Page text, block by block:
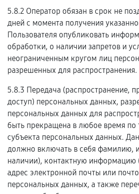
5.8.2 Оператор обязан в срок не
дней с момента получения
Пользователя опубликовать
обработки, о наличии запретов и
неограниченным кругом лиц
разрешенных для распространения.
5.8.3 Передача (распространение,
доступ) персональных данных,
персональных данных для
быть прекращена в любое время по
субъекта персональных данных.
должно включать в себя фамилию,
наличии), контактную информацию
адрес электронной почты или
персональных данных, а также